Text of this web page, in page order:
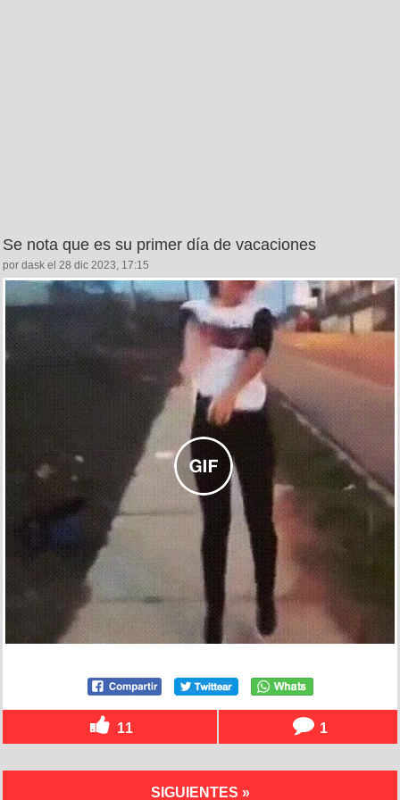
Se nota que es su primer día de vacaciones
por dask el 28 dic 2023, 17:15
11 1
SIGUIENTES »